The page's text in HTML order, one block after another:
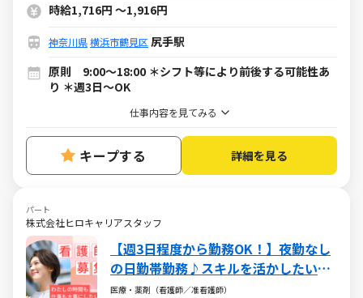
時給1,716円 ～1,916円
神奈川県横浜市鶴見区 尻手駅
原則 9:00～18:00 ＊シフト等により前後する可能性あ
り ＊週3日～OK
仕事内容を見てみる
キープする 詳細を見る
パート
株式会社ヒロキャリアスタッフ
【週3日程度から勤務OK！】夜勤なし
の日勤帯勤務♪スキルを活かしたい
方！
医療・薬剤（看護師／准看護師）